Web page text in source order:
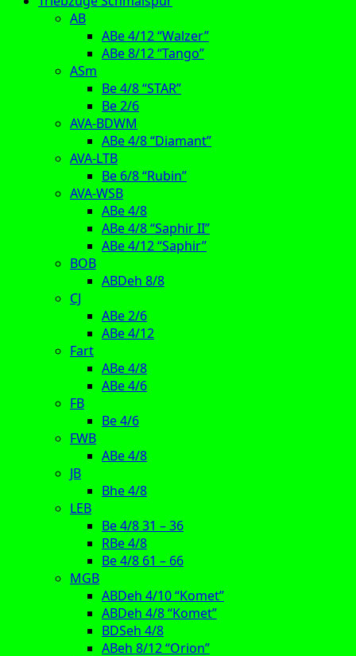
AB
ABe 4/12 “Walzer”
ABe 8/12 “Tango”
ASm
Be 4/8 “STAR”
Be 2/6
AVA-BDWM
ABe 4/8 “Diamant”
AVA-LTB
Be 6/8 “Rubin”
AVA-WSB
ABe 4/8
ABe 4/8 “Saphir II”
ABe 4/12 “Saphir”
BOB
ABDeh 8/8
CJ
ABe 2/6
ABe 4/12
Fart
ABe 4/8
ABe 4/6
FB
Be 4/6
FWB
ABe 4/8
JB
Bhe 4/8
LEB
Be 4/8 31 – 36
RBe 4/8
Be 4/8 61 – 66
MGB
ABDeh 4/10 “Komet”
ABDeh 4/8 “Komet”
BDSeh 4/8
ABeh 8/12 “Orion”